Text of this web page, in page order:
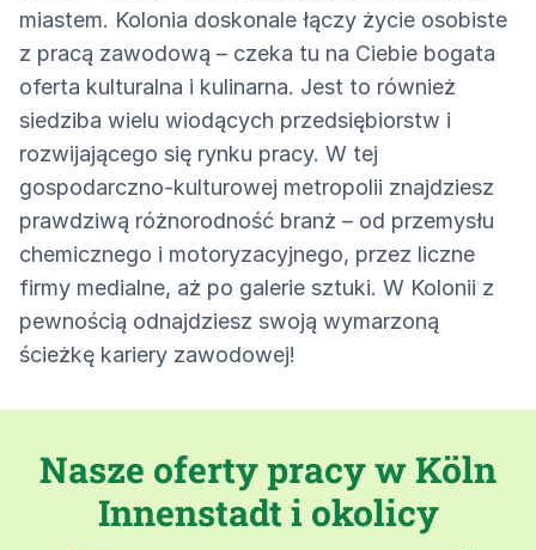
miastem. Kolonia doskonale łączy życie osobiste
z pracą zawodową – czeka tu na Ciebie bogata
oferta kulturalna i kulinarna. Jest to również
siedziba wielu wiodących przedsiębiorstw i
rozwijającego się rynku pracy. W tej
gospodarczno-kulturowej metropolii znajdziesz
prawdziwą różnorodność branż – od przemysłu
chemicznego i motoryzacyjnego, przez liczne
firmy medialne, aż po galerie sztuki. W Kolonii z
pewnością odnajdziesz swoją wymarzoną
ścieżkę kariery zawodowej!
Nasze oferty pracy w Köln
Innenstadt i okolicy